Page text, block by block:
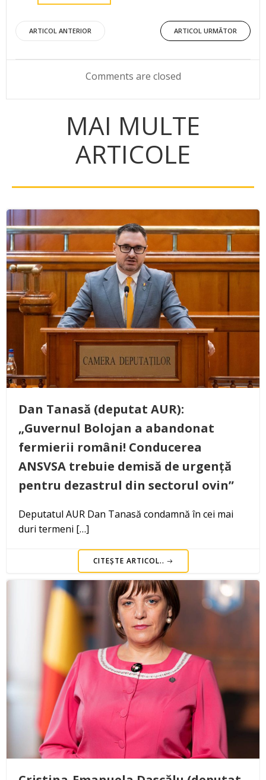
Post
navigation
ARTICOL ANTERIOR
Post
navigation
ARTICOL URMĂTOR
Comments are closed
MAI MULTE
ARTICOLE
Dan Tanasă (deputat AUR):
„Guvernul Bolojan a abandonat
fermierii români! Conducerea
ANSVSA trebuie demisă de urgență
pentru dezastrul din sectorul ovin”
Deputatul AUR Dan Tanasă condamnă în cei mai
duri termeni […]
CITEȘTE ARTICOL..